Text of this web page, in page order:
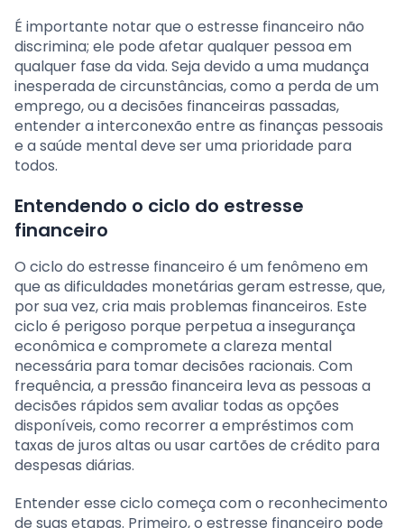
É importante notar que o estresse financeiro não
discrimina; ele pode afetar qualquer pessoa em
qualquer fase da vida. Seja devido a uma mudança
inesperada de circunstâncias, como a perda de um
emprego, ou a decisões financeiras passadas,
entender a interconexão entre as finanças pessoais
e a saúde mental deve ser uma prioridade para
todos.
Entendendo o ciclo do estresse
financeiro
O ciclo do estresse financeiro é um fenômeno em
que as dificuldades monetárias geram estresse, que,
por sua vez, cria mais problemas financeiros. Este
ciclo é perigoso porque perpetua a insegurança
econômica e compromete a clareza mental
necessária para tomar decisões racionais. Com
frequência, a pressão financeira leva as pessoas a
decisões rápidos sem avaliar todas as opções
disponíveis, como recorrer a empréstimos com
taxas de juros altas ou usar cartões de crédito para
despesas diárias.
Entender esse ciclo começa com o reconhecimento
de suas etapas. Primeiro, o estresse financeiro pode